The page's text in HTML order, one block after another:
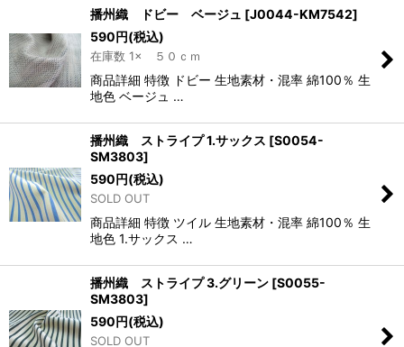
播州織 ドビー ベージュ [J0044-KM7542]
590円(税込)
在庫数 1× ５０ｃｍ
商品詳細 特徴 ドビー 生地素材・混率 綿100％ 生
地色 ベージュ …
播州織 ストライプ 1.サックス [S0054-
SM3803]
590円(税込)
SOLD OUT
商品詳細 特徴 ツイル 生地素材・混率 綿100％ 生
地色 1.サックス …
播州織 ストライプ 3.グリーン [S0055-
SM3803]
590円(税込)
SOLD OUT